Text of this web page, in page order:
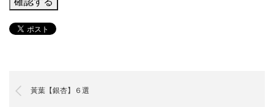
黃葉【銀杏】６選